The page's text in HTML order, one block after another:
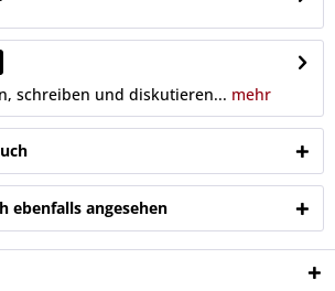
schreiben und diskutieren... mehr
ebenfalls angesehen